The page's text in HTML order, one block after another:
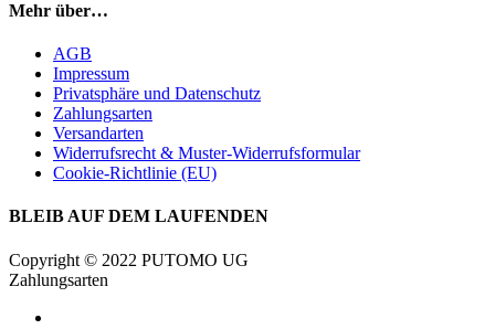
Mehr über…
AGB
Impressum
Privatsphäre und Datenschutz
Zahlungsarten
Versandarten
Widerrufsrecht & Muster-Widerrufsformular
Cookie-Richtlinie (EU)
BLEIB AUF DEM LAUFENDEN
Copyright © 2022 PUTOMO UG
Zahlungsarten